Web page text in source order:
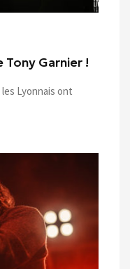
Garnier !
Lyonnais ont